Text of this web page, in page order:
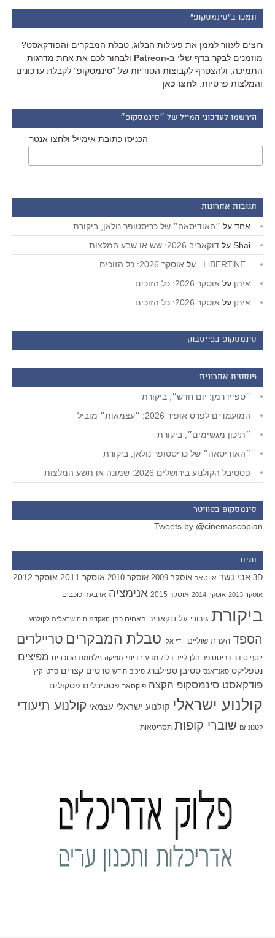
תמכו ב"סינמסקופ"
רוצים לעזור לממן את פעילות הבלוג, טבלת המבקרים והפודקאסט?
מוזמנים לבקר בדף שלי ב-Patreon
ולבחור לכם את אחת מדרגות
התמיכה, ולהצטרף לקבוצות הסודיות של "סינמסקופ" לקבלת עדכונים
והמלצות פרטיות. לחצו כאן
הירשמו לעדכוני המייל של ״סינמסקופ״
הכניסו כתובת אימייל ולחצו אנטר
תגובות אחרונות
אחד על ״האודיסאה״ של כריסטופר נולאן, ביקורת
Shai על דוקאביב 2026: שש או שבע המלצות
על אוסקר 2026: כל הזוכים
איתן על אוסקר 2026: כל הזוכים
איתן על אוסקר 2026: כל הזוכים
סינמסקופ בפייסבוק
פוסטים אחרונים
״ספיידרמן: יום חדש״, ביקורת
המועמדים לפרס אופיר 2026: ״עצמאות״ מוביל
״תיכון מגשימים״, ביקורת
״האודיסאה״ של כריסטופר נולאן, ביקורת
פסטיבל הקולנוע בירושלים 2026: שמונה או תשע המלצות
סינמסקופ בטוויטר
Tweets by @cinemascopian
תגים
3D אבי נשר אווטאר אוסקר 2009 אוסקר 2010 אוסקר 2011 אוסקר 2012
אוסקר 2013 אוסקר 2014 אוסקר 2015 אנימציה ארבעה כוכבים
ביקורת גיבורי על דוקאביב האחים כהן האקדמיה הישראלית לקולנוע
הספד הערת שוליים וודי אלן טבלת המבקרים טריילרים
יוסף סידר כריסטופר נולן לייב בלוג מדע בדיוני מוזיקה מלחמת הכוכבים מפיצים
נטפליקס סאנדאנס סטיבן ספילברג סיכום חודש סרטים קצרים סרטי קיץ
פודקאסט סינמסקופ הקצה פיקסאר פסטיבלים פסקולים
קולנוע ישראלי קולנוע ישראלי עצמאי קולנוע תיעודי
קטנוניזם שוברי קופות תסריטאות